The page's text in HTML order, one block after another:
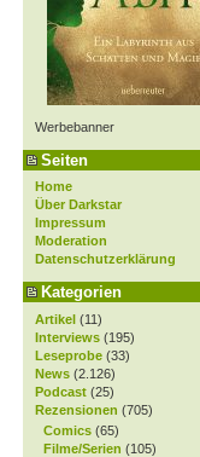
Werbebanner
Seiten
Home
Über Darkstar
Impressum
Moderation
Datenschutzerklärung
Kategorien
Artikel (11)
Interviews (195)
Leseprobe (33)
News (2.126)
Podcast (25)
Rezensionen (705)
Comics (65)
Filme/Serien (105)